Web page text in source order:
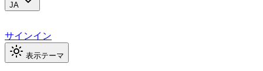
JA
サインイン
表示テーマ